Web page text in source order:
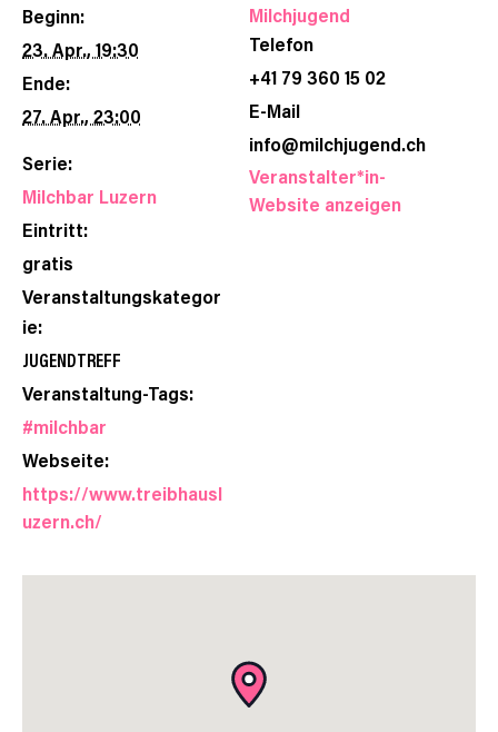
Beginn:
23. Apr., 19:30
Ende:
27. Apr., 23:00
Serie:
Milchbar Luzern
Eintritt:
gratis
Veranstaltungskategor
ie:
JUGENDTREFF
Veranstaltung-Tags:
#milchbar
Webseite:
https://www.treibhausl
uzern.ch/
Milchjugend
Telefon
+41 79 360 15 02
E-Mail
info@milchjugend.ch
Veranstalter*in-
Website anzeigen